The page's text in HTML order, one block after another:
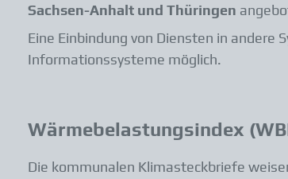
Sachsen-Anhalt und Thüringen
Eine Einbindung von Diensten in andere
Informationssysteme möglich.
Wärmebelastungsindex
Die kommunalen Klimasteckbriefe